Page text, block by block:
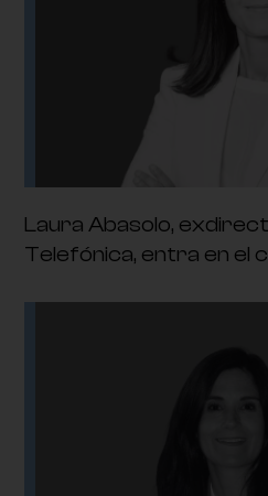
Laura Abasolo,
Telefónica, entra en el